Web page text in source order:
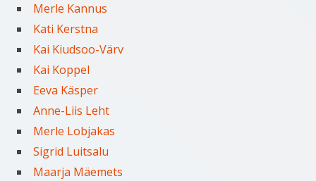
Merle Kannus
Kati Kerstna
Kai Kiudsoo-Värv
Kai Koppel
Eeva Käsper
Anne-Liis Leht
Merle Lobjakas
Sigrid Luitsalu
Maarja Mäemets